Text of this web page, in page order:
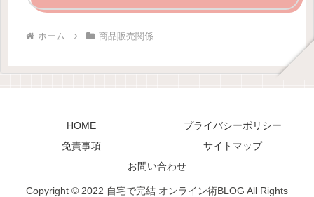
ホーム 商品販売関係
HOME
プライバシーポリシー
免責事項
サイトマップ
お問い合わせ
Copyright © 2022 自宅で完結 オンライン術BLOG All Rights